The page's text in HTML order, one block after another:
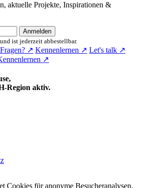
aktuelle Projekte, Inspirationen &
Anmelden
ist jederzeit abbestellbar.
Fragen? ↗ Kennenlernen ↗ Let's talk ↗
↗
Region aktiv.
Cookies für anonyme Besucheranalysen.